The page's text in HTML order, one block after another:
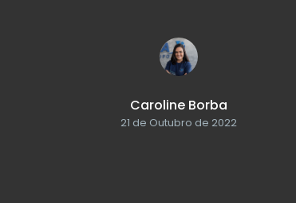
Caroline Borba
21 de Outubro de 2022